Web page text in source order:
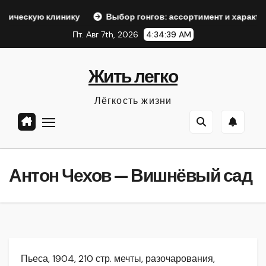
Выбор гонгов: ассортимент и характеристики
Пт. Авг 7th, 2026
4:34:40 AM
Жить легко
Лёгкость жизни
Антон Чехов — Вишнёвый сад
Пьеса, 1904, 210 стр. мечты, разочарования,